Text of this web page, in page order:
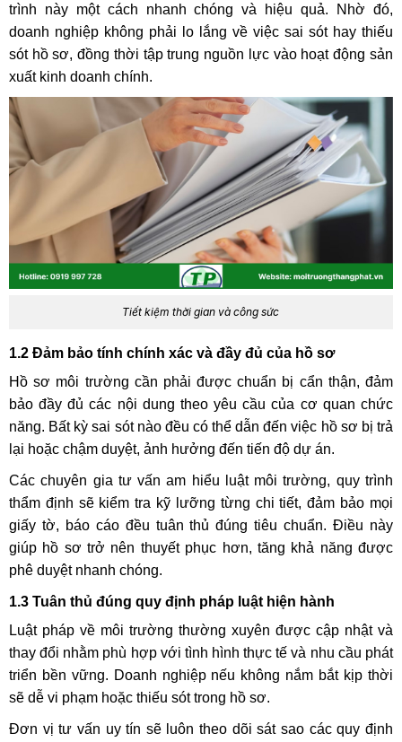
trình này một cách nhanh chóng và hiệu quả. Nhờ đó,
doanh nghiệp không phải lo lắng về việc sai sót hay thiếu
sót hồ sơ, đồng thời tập trung nguồn lực vào hoạt động sản
xuất kinh doanh chính.
Tiết kiệm thời gian và công sức
1.2 Đảm bảo tính chính xác và đầy đủ của hồ sơ
Hồ sơ môi trường cần phải được chuẩn bị cẩn thận, đảm
bảo đầy đủ các nội dung theo yêu cầu của cơ quan chức
năng. Bất kỳ sai sót nào đều có thể dẫn đến việc hồ sơ bị trả
lại hoặc chậm duyệt, ảnh hưởng đến tiến độ dự án.
Các chuyên gia tư vấn am hiểu luật môi trường, quy trình
thẩm định sẽ kiểm tra kỹ lưỡng từng chi tiết, đảm bảo mọi
giấy tờ, báo cáo đều tuân thủ đúng tiêu chuẩn. Điều này
giúp hồ sơ trở nên thuyết phục hơn, tăng khả năng được
phê duyệt nhanh chóng.
1.3 Tuân thủ đúng quy định pháp luật hiện hành
Luật pháp về môi trường thường xuyên được cập nhật và
thay đổi nhằm phù hợp với tình hình thực tế và nhu cầu phát
triển bền vững. Doanh nghiệp nếu không nắm bắt kịp thời
sẽ dễ vi phạm hoặc thiếu sót trong hồ sơ.
Đơn vị tư vấn uy tín sẽ luôn theo dõi sát sao các quy định